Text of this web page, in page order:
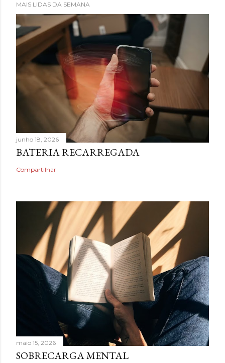
MAIS LIDAS DA SEMANA
junho 18, 2026
BATERIA RECARREGADA
Compartilhar
maio 15, 2026
SOBRECARGA MENTAL